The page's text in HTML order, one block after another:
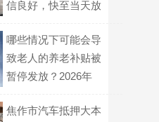
信良好，快至当天放
哪些情况下可能会导
致老人的养老补贴被
暂停发放？2026年
焦作市汽车抵押大本